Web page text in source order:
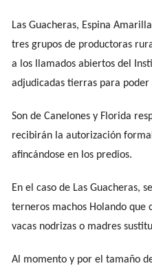
Las Guacheras, Espina
tres grupos de productoras
a los llamados abiertos del
adjudicadas tierras para
Son de Canelones y Florida
recibirán la autorización
afincándose en los predios.
En el caso de Las Guacheras,
terneros machos Holando que
vacas nodrizas o madres
Al momento y por el tamaño